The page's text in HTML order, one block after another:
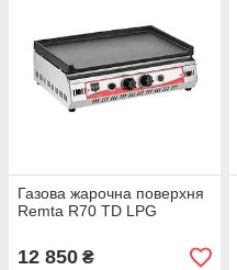
Газова жарочна поверхня
Remta R70 TD LPG
12 850 ₴